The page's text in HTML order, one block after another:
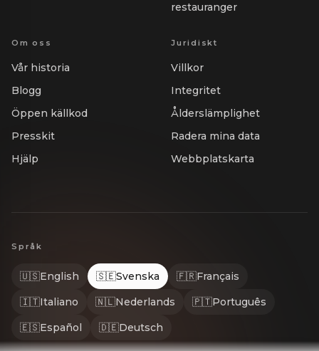
restauranger
Om oss
Vår historia
Blogg
Öppen källkod
Presskit
Hjälp
Juridiskt
Villkor
Integritet
Ålderslämplighet
Radera mina data
Webbplatskarta
Språk
🇺🇸English 🇸🇪Svenska 🇫🇷Français
🇮🇹Italiano 🇳🇱Nederlands 🇵🇹Português
🇪🇸Español 🇩🇪Deutsch